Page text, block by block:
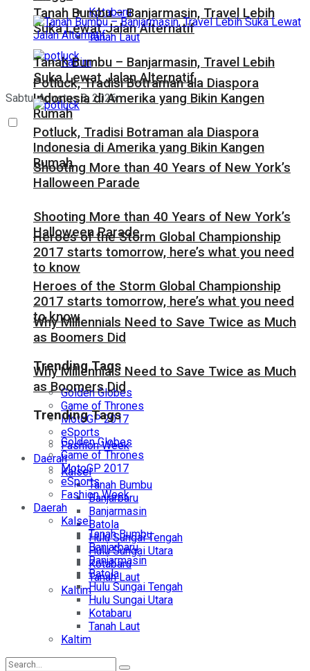
Kotabaru
Tanah Laut
Kaltim
Sabtu, Agustus 8, 2026
Tanah Bumbu – Banjarmasin, Travel Lebih
Suka Lewat Jalan Alternatif
Potluck, Tradisi Botraman ala Diaspora
Indonesia di Amerika yang Bikin Kangen
Rumah
Shooting More than 40 Years of New York’s
Halloween Parade
Heroes of the Storm Global Championship
2017 starts tomorrow, here’s what you need
to know
Why Millennials Need to Save Twice as Much
as Boomers Did
Trending Tags
Golden Globes
Game of Thrones
MotoGP 2017
eSports
Fashion Week
Daerah
Kalsel
Tanah Bumbu
Banjarbaru
Banjarmasin
Batola
Hulu Sungai Tengah
Hulu Sungai Utara
Kotabaru
Tanah Laut
Kaltim
Tanah Bumbu – Banjarmasin, Travel Lebih
Suka Lewat Jalan Alternatif
Potluck, Tradisi Botraman ala Diaspora
Indonesia di Amerika yang Bikin Kangen
Rumah
Shooting More than 40 Years of New York’s
Halloween Parade
Heroes of the Storm Global Championship
2017 starts tomorrow, here’s what you need
to know
Why Millennials Need to Save Twice as Much
as Boomers Did
Trending Tags
Golden Globes
Game of Thrones
MotoGP 2017
eSports
Fashion Week
Daerah
Kalsel
Tanah Bumbu
Banjarbaru
Banjarmasin
Batola
Hulu Sungai Tengah
Hulu Sungai Utara
Kotabaru
Tanah Laut
Kaltim